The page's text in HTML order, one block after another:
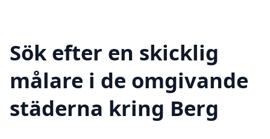
Sök efter en skicklig
målare i de omgivande
städerna kring Berg